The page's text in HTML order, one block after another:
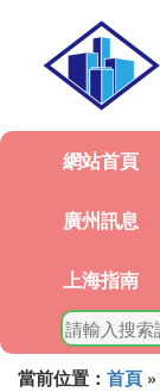
網站首頁
廣州訊息
上海指南
當前位置： 首頁 »